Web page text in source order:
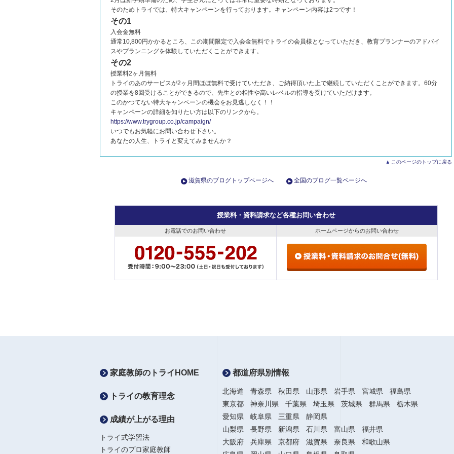
そのためトライでは、特大キャンペーンを行っております。キャンペーン内容は2つです！
その1
入会金無料
通常10,800円かかるところ、この期間限定で入会金無料でトライの会員様となっていただき、教育プランナーのアドバイ
スやプランニングを体験していただくことができます。
その2
授業料2ヶ月無料
トライのあのサービスが2ヶ月間ほぼ無料で受けていただき、ご納得頂いた上で継続していただくことができます。60分
の授業を8回受けることができるので、先生との相性や高いレベルの指導を受けていただけます。
このかつてない特大キャンペーンの機会をお見逃しなく！！
キャンペーンの詳細を知りたい方は以下のリンクから。
https://www.trygroup.co.jp/campaign/
いつでもお気軽にお問い合わせ下さい。
あなたの人生、トライと変えてみませんか？
このページのトップに戻る
滋賀県のブログトップページへ 全国のブログ一覧ページへ
授業料・資料請求など各種お問い合わせ
お電話でのお問い合わせ ホームページからのお問い合わせ
家庭教師のトライHOME
トライの教育理念
成績が上がる理由
トライ式学習法
トライのプロ家庭教師
都道府県別情報
北海道 青森県 秋田県 山形県 岩手県 宮城県
福島県
東京都
神奈川県 千葉県 埼玉県 茨城県 群馬県
栃木県
愛知県
岐阜県 三重県
静岡県
山梨県
長野県 新潟県 石川県 富山県
福井県
大阪府
兵庫県 京都府 滋賀県 奈良県
和歌山県